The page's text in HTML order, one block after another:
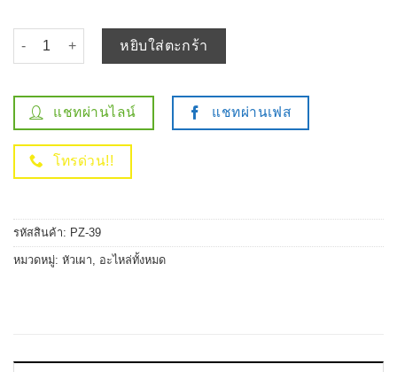
จำนวน หัวเผา MAZDA FIGHTER / FORD RANGER / WL-T / (11V)
หยิบใส่ตะกร้า
แชทผ่านไลน์ แชทผ่านเฟส
โทรด่วน!!
รหัสสินค้า: PZ-39
หมวดหมู่: หัวเผา, อะไหล่ทั้งหมด